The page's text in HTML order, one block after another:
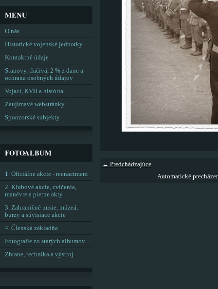
← Predchádzajúce
Automatické
MENU
O nás
Historické vojenské jednotky
Kontaktné údaje
Stanovy, tlačivá, 2 % z dane a
ochrana osobných údajov
Vojaci, KVH a história
Zaujímavé webstránky
Sponzorské subjekty
FOTOALBUM
1. Oficiálne akcie - reenactment
2. Klubové akcie, cvičenia,
manévre a pietne akty
3. Zahraničné misie, múzeá,
burzy a súvisiace akcie
4. Členská základňa
Fotografie zo starých albumov
Zbrane, technika a výstroj